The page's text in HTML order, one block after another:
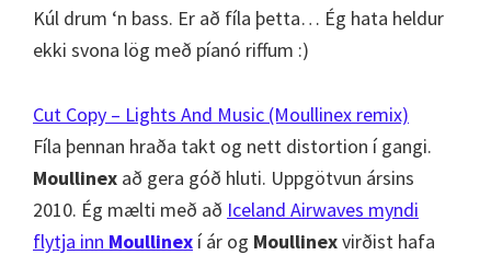
Kúl drum ‘n bass. Er að fíla þetta… Ég hata heldur
ekki svona lög með píanó riffum :)
Cut Copy – Lights And Music (Moullinex remix)
Fíla þennan hraða takt og nett distortion í gangi.
Moullinex að gera góð hluti. Uppgötvun ársins
2010. Ég mælti með að Iceland Airwaves myndi
flytja inn Moullinex í ár og Moullinexvirðist hafa